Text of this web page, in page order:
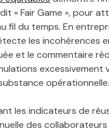
« Fair Game », pour
fil du temps. En
les incohérences
et le commentaire
excessivement
opérationnelle.
les indicateurs de
des